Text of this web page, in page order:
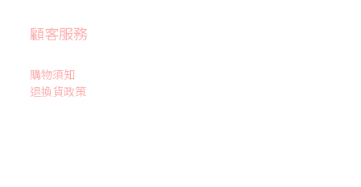
顧客服務
購物須知
退換貨政策